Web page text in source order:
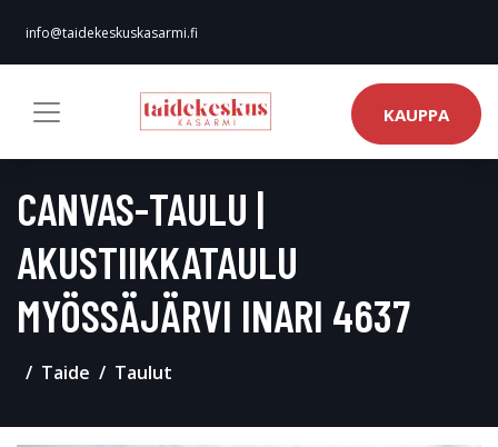
info@taidekeskuskasarmi.fi
KAUPPA
CANVAS-TAULU |
AKUSTIIKKATAULU
MYÖSSÄJÄRVI INARI 4637
Taide Taulut